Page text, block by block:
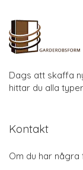
Dags att skaffa
hittar du alla
Kontakt
Om du har